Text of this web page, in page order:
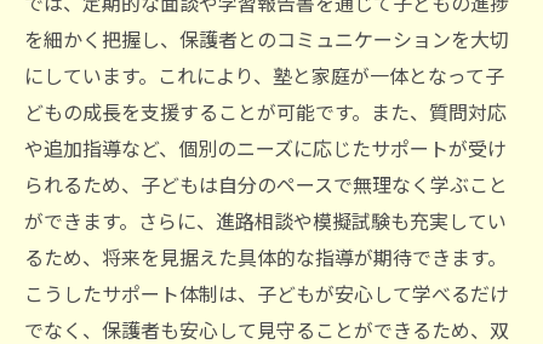
を細かく把握し、保護者とのコミュニケーションを大切
にしています。これにより、塾と家庭が一体となって子
どもの成長を支援することが可能です。また、質問対応
や追加指導など、個別のニーズに応じたサポートが受け
られるため、子どもは自分のペースで無理なく学ぶこと
ができます。さらに、進路相談や模擬試験も充実してい
るため、将来を見据えた具体的な指導が期待できます。
こうしたサポート体制は、子どもが安心して学べるだけ
でなく、保護者も安心して見守ることができるため、双